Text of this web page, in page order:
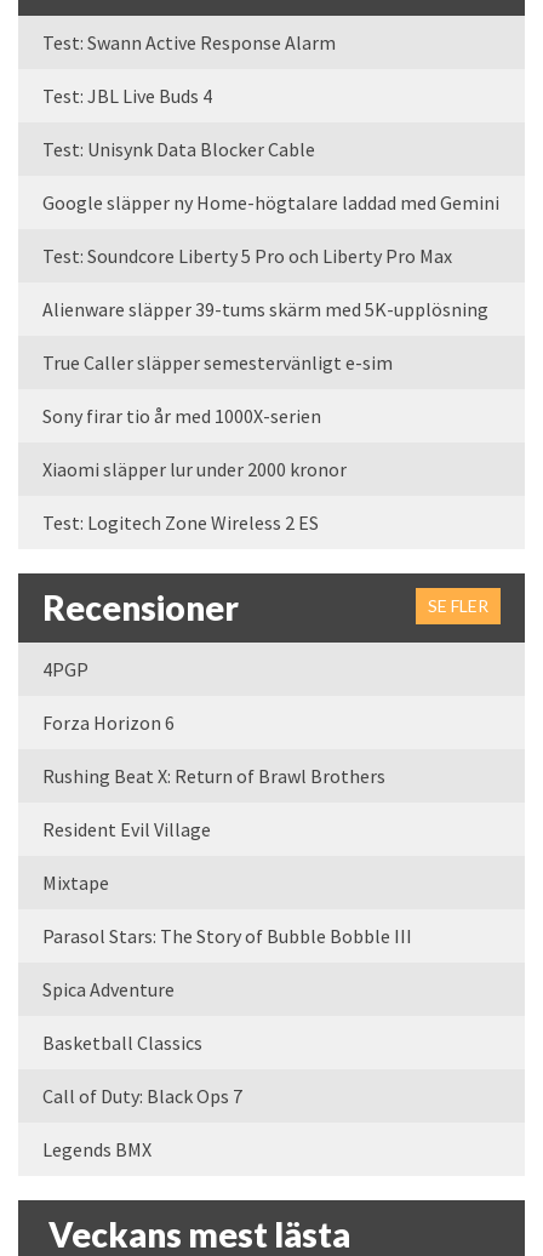
Test: Swann Active Response Alarm
Test: JBL Live Buds 4
Test: Unisynk Data Blocker Cable
Google släpper ny Home-högtalare laddad med Gemini
Test: Soundcore Liberty 5 Pro och Liberty Pro Max
Alienware släpper 39-tums skärm med 5K-upplösning
True Caller släpper semestervänligt e-sim
Sony firar tio år med 1000X-serien
Xiaomi släpper lur under 2000 kronor
Test: Logitech Zone Wireless 2 ES
Recensioner SE FLER
4PGP
Forza Horizon 6
Rushing Beat X: Return of Brawl Brothers
Resident Evil Village
Mixtape
Parasol Stars: The Story of Bubble Bobble III
Spica Adventure
Basketball Classics
Call of Duty: Black Ops 7
Legends BMX
Veckans mest lästa